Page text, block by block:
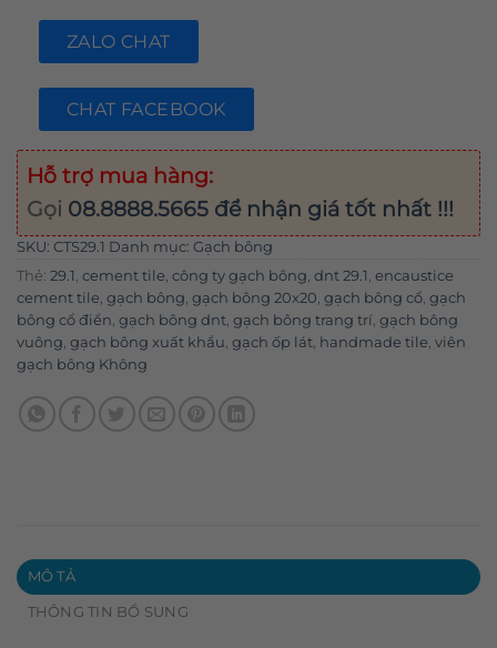
ZALO CHAT
CHAT FACEBOOK
Hỗ trợ mua hàng:
Gọi 08.8888.5665 để nhận giá tốt nhất !!!
SKU: CTS29.1 Danh mục: Gạch bông
Thẻ: 29.1 cement tile công ty gạch bông dnt 29.1 encaustice
cement tile gạch bông gạch bông 20x20 gạch bông cổ gạch
bông cổ điển gạch bông dnt gạch bông trang trí gạch bông
vuông gạch bông xuất khẩu gạch ốp lát handmade tile viên
gạch bông Không
MÔ TẢ
THÔNG TIN BỔ SUNG